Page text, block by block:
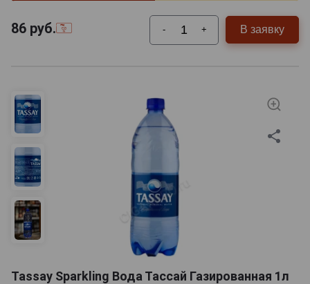
86 руб. - + В заявку
Tassay Sparkling Вода Тассай Газированная 1л